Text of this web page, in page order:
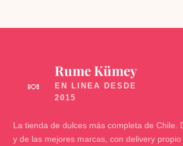
🍬
Rume Kümey
La tienda de dulces más completa de Chile.
y de las mejores marcas, con delivery